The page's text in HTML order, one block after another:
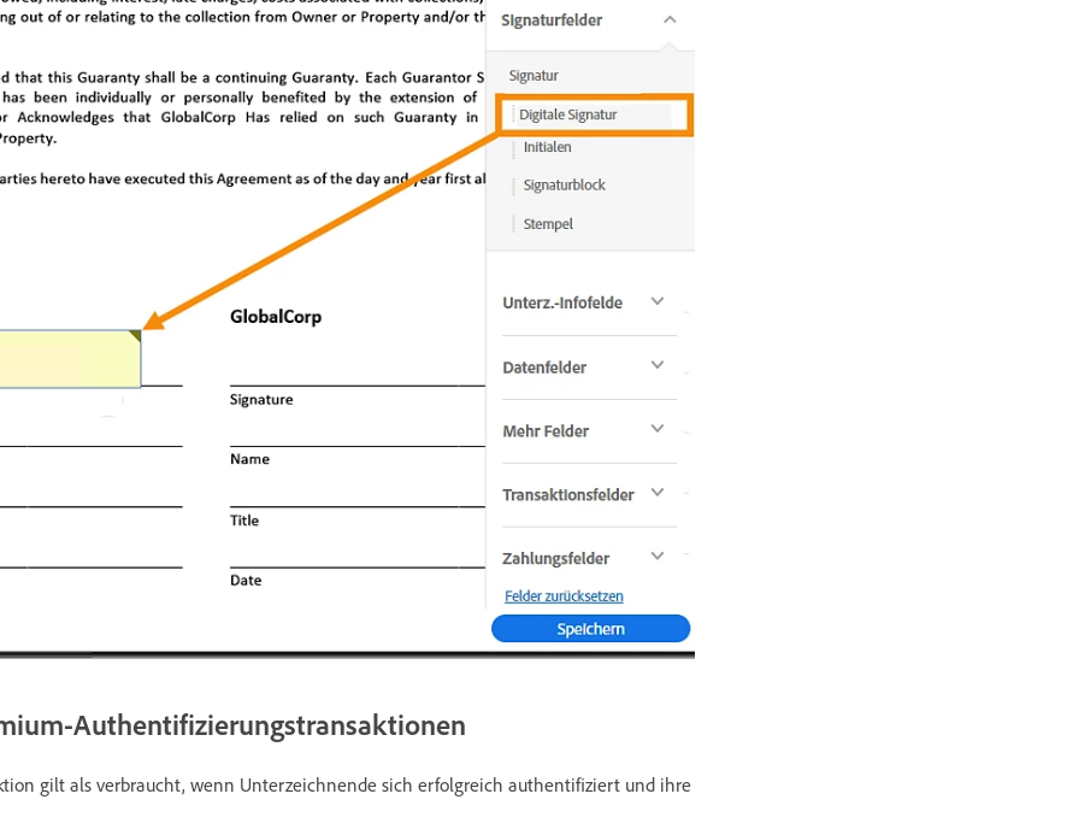
Authentifizierungstransaktionen
gilt als verbraucht, wenn Unterzeichnende sich erfolgreich authentifiziert und ihre